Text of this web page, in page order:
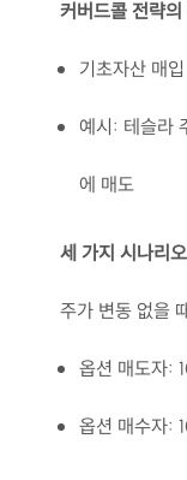
커버드콜 전략의
기초자산 매
예시: 테슬라
에 매도
세 가지 시나리오
주가 변동 없을
옵션 매도자:
옵션 매수자: